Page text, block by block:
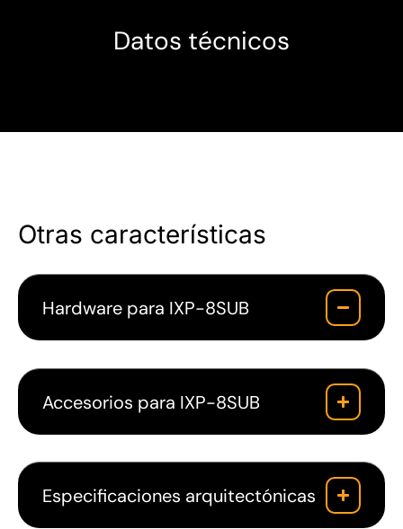
Datos técnicos
Otras características
Hardware para IXP-8SUB
Accesorios para IXP-8SUB
Especificaciones arquitectónicas